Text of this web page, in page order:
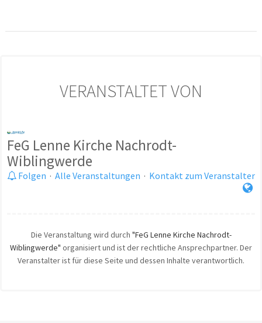
VERANSTALTET VON
FeG Lenne Kirche Nachrodt-
Wiblingwerde
Folgen · Alle Veranstaltungen · Kontakt zum Veranstalter
Die Veranstaltung wird durch "FeG Lenne Kirche Nachrodt-
Wiblingwerde" organisiert und ist der rechtliche Ansprechpartner. Der
Veranstalter ist für diese Seite und dessen Inhalte verantwortlich.